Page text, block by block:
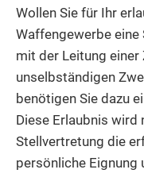
Wollen Sie für Ihr
Waffengewerbe
mit der Leitung
unselbständigen
benötigen Sie dazu
Diese Erlaubnis wird
Stellvertretung die
persönliche Eignung